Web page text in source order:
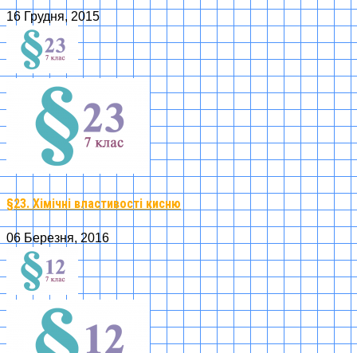
16 Грудня, 2015
§23. Хімічні властивості кисню
06 Березня, 2016